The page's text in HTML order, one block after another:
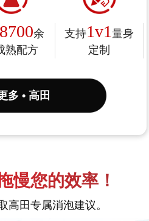
8700余
熟配方
支持1v1 量身
定制
多 • 高田
慢您的效率！
高田专属消泡建议。